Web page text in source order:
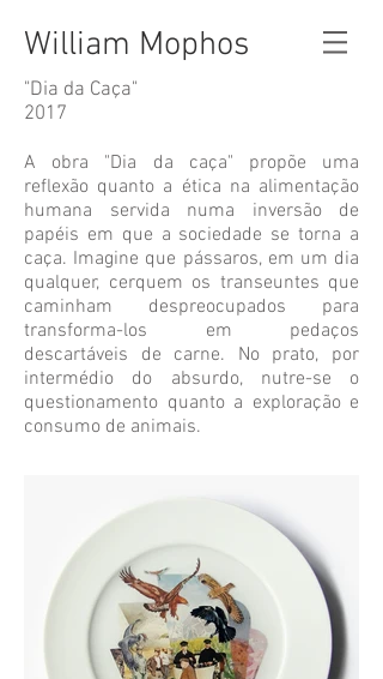
William Mophos
"Dia da Caça"
2017
A obra "Dia da caça" propõe uma
reflexão quanto a ética na alimentação
humana servida numa inversão de
papéis em que a sociedade se torna a
caça. Imagine que pássaros, em um dia
qualquer, cerquem os transeuntes que
caminham despreocupados para
transforma-los em pedaços
descartáveis de carne. No prato, por
intermédio do absurdo, nutre-se o
questionamento quanto a exploração e
consumo de animais.